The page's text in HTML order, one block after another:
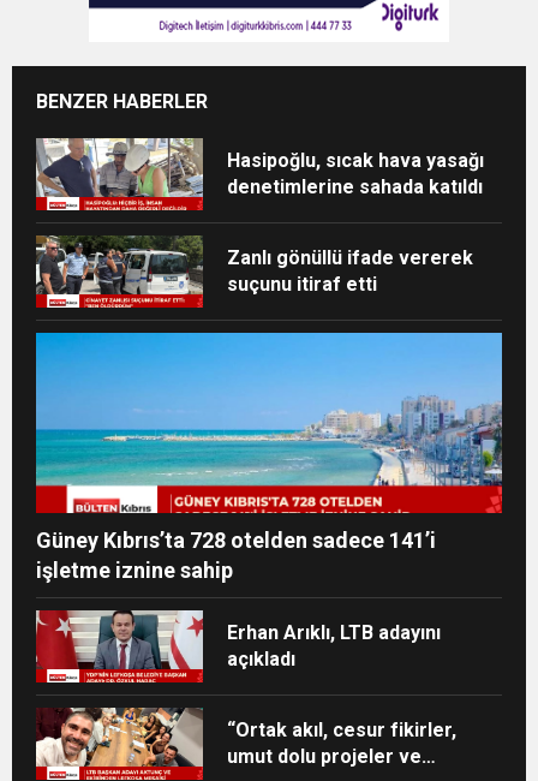
BENZER HABERLER
Hasipoğlu, sıcak hava yasağı
denetimlerine sahada katıldı
Zanlı gönüllü ifade vererek
suçunu itiraf etti
Güney Kıbrıs’ta 728 otelden sadece 141’i
işletme iznine sahip
Erhan Arıklı, LTB adayını
açıkladı
“Ortak akıl, cesur fikirler,
umut dolu projeler ve